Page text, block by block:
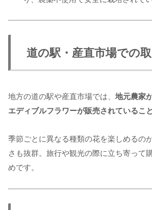
道の駅・産直市場での
地方の道の駅や産直市場では、 地元農家
エディブルフラワーが販売されているこ
季節ごとに異なる種類の花を楽しめるの
さも抜群。旅行や観光の際に立ち寄って
めです。